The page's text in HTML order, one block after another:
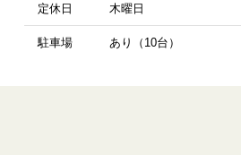
定休日 木曜日
駐車場 あり（10台）